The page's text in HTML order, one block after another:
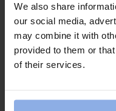
We also share
our social media,
may combine it with
provided to them or
of their services.
457